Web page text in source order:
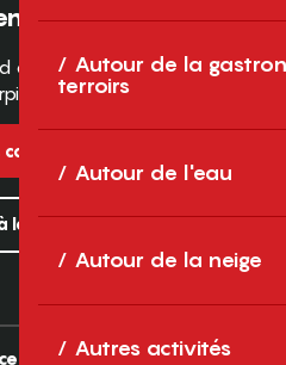
Autour de la
terroirs
Autour de l'eau
Autour de la neige
Autres activités
des Pyrénées
Cedex
la newsletter
Europe